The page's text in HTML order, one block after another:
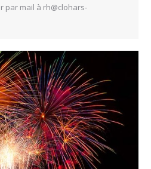
par mail à rh@clohars-